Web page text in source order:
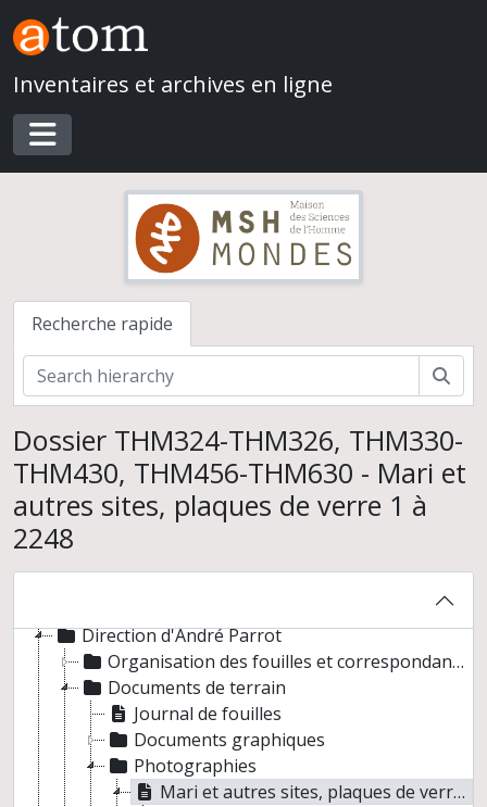
Skip to main content
Inventaires et archives en ligne
Toggle navigation
Recherche rapide
Dossier THM324-THM326, THM330-
THM430, THM456-THM630 - Mari et
autres sites, plaques de verre 1 à
2248
Mission archéologique française de Mari (Syrie)
Direction d'André Parrot
Organisation des fouilles et correspondance
Documents de terrain
Journal de fouilles
Documents graphiques
Photographies
Mari et autres sites, plaques de verre 1 à 2248